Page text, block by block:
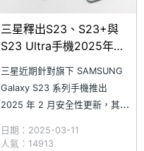
三星釋出S23、S23+與
S23 Ultra手機2025年2
三星近期針對旗下 SAMSUNG
Galaxy S23 系列手機推出
2025 年 2 月安全性更新，其中
Ultra（SM-S9180）、Galaxy
日期：2025-03-11
人氣：14913